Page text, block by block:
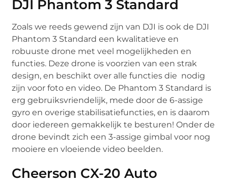
DJI Phantom 3 Standard
Zoals we reeds gewend zijn van DJI is ook de DJI
Phantom 3 Standard een kwalitatieve en
robuuste drone met veel mogelijkheden en
functies. Deze drone is voorzien van een strak
design, en beschikt over alle functies die nodig
zijn voor foto en video. De Phantom 3 Standard is
erg gebruiksvriendelijk, mede door de 6-assige
gyro en overige stabilisatiefuncties, en is daarom
door iedereen gemakkelijk te besturen! Onder de
drone bevindt zich een 3-assige gimbal voor nog
mooiere en vloeiende video beelden.
Cheerson CX-20 Auto